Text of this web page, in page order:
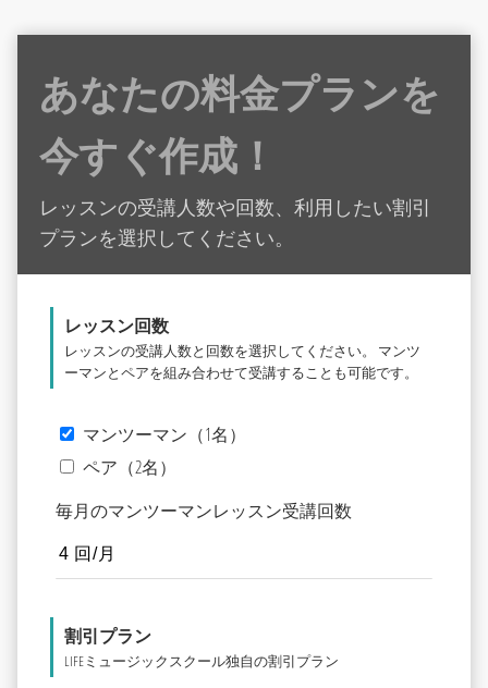
あなたの料金プランを
今すぐ作成！
レッスンの受講人数や回数、利用したい割引
プランを選択してください。
レッスン回数
レッスンの受講人数と回数を選択してください。 マンツ
ーマンとペアを組み合わせて受講することも可能です。
マンツーマン（1名）
ペア（2名）
毎月のマンツーマンレッスン受講回数
割引プラン
LIFEミュージックスクール独自の割引プラン